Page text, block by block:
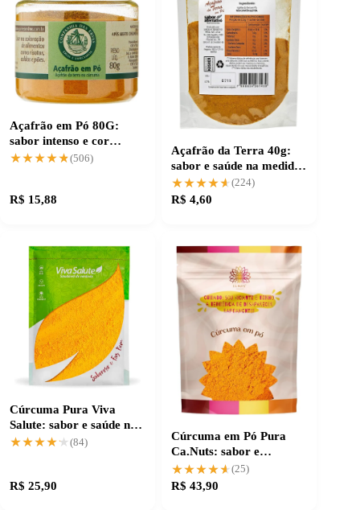
Açafrão em Pó 80G:
sabor intenso e cor
vibrante para suas
★★★★★
★★★★★ (506)
R$ 15,88
Açafrão da Terra 40g:
sabor e saúde na medida
certa
★★★★★
★★★★★(224)
R$ 4,60
Cúrcuma Pura Viva
Salute: sabor e saúde na
medida certa
★★★★★
★★★★★ (84)
R$ 25,90
Cúrcuma em Pó Pura
Ca.Nuts: sabor e
qualidade garantidos
★★★★★
★★★★★(25)
R$ 43,90